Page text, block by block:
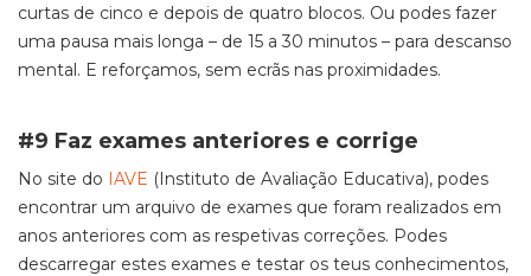
curtas de cinco e depois de quatro blocos. Ou podes fazer
uma pausa mais longa – de 15 a 30 minutos – para descanso
mental. E reforçamos, sem ecrãs nas proximidades.
#9 Faz exames anteriores e corrige
No site do IAVE (Instituto de Avaliação Educativa), podes
encontrar um arquivo de exames que foram realizados em
anos anteriores com as respetivas correções. Podes
descarregar estes exames e testar os teus conhecimentos,